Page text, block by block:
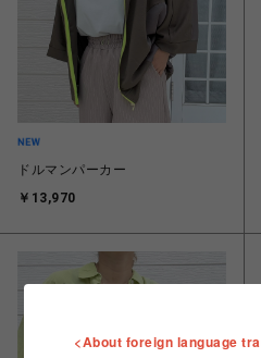
ドルマンパーカー
￥13,970
<About foreign language